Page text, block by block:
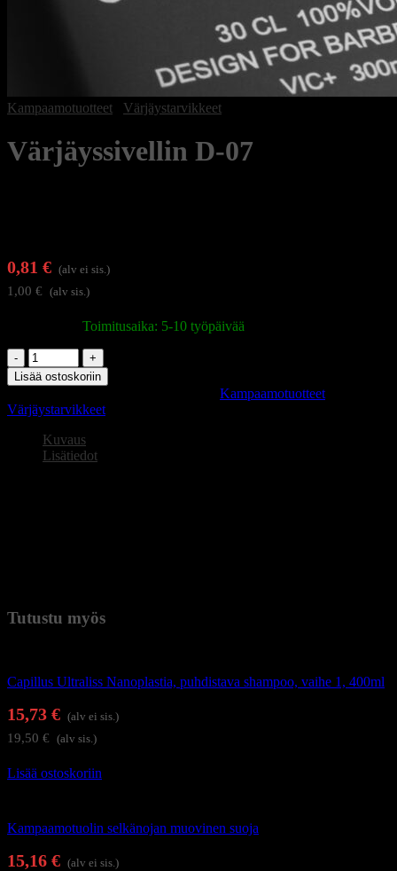
Kampaamotuotteet Värjäystarvikkeet
Värjäyssivellin D-07
0,81 € (alv ei sis.)
1,00 € (alv sis.)
Toimitusaika: 5-10 työpäivää
Värjäyssivellin
D-
07
määrä
Lisää ostoskoriin
Kampaamotuotteet
Värjäystarvikkeet
Kuvaus
Lisätiedot
Tutustu myös
Capillus Ultraliss Nanoplastia, puhdistava shampoo, vaihe 1, 400ml
15,73 € (alv ei sis.)
19,50 € (alv sis.)
Lisää ostoskoriin
Kampaamotuolin selkänojan muovinen suoja
15,16 € (alv ei sis.)